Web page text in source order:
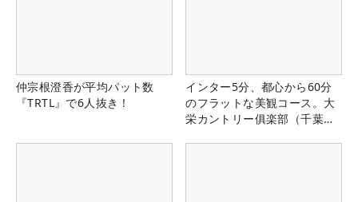
仲宗根澄香が平均パット数
『TRTL』で6人抜き！
インター5分、都心から60分
のフラットな美観コース。大
栄カントリー俱楽部（千葉